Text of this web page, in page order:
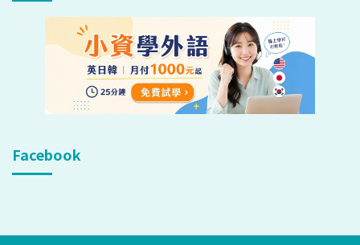
Facebook